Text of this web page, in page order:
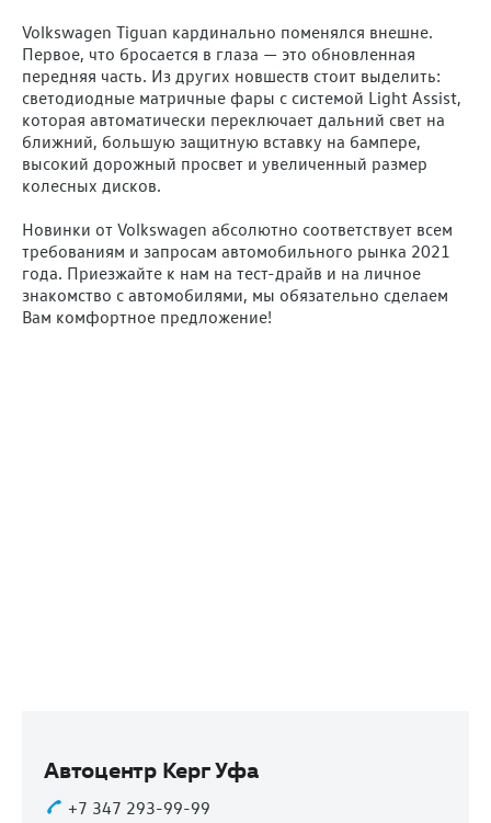
Volkswagen Tiguan кардинально поменялся внешне.
Первое, что бросается в глаза — это обновленная
передняя часть. Из других новшеств стоит выделить:
светодиодные матричные фары с системой Light Assist,
которая автоматически переключает дальний свет на
ближний, большую защитную вставку на бампере,
высокий дорожный просвет и увеличенный размер
колесных дисков.
Новинки от Volkswagen абсолютно соответствует всем
требованиям и запросам автомобильного рынка 2021
года. Приезжайте к нам на тест-драйв и на личное
знакомство с автомобилями, мы обязательно сделаем
Вам комфортное предложение!
Автоцентр Керг Уфа
+7 347 293-99-99